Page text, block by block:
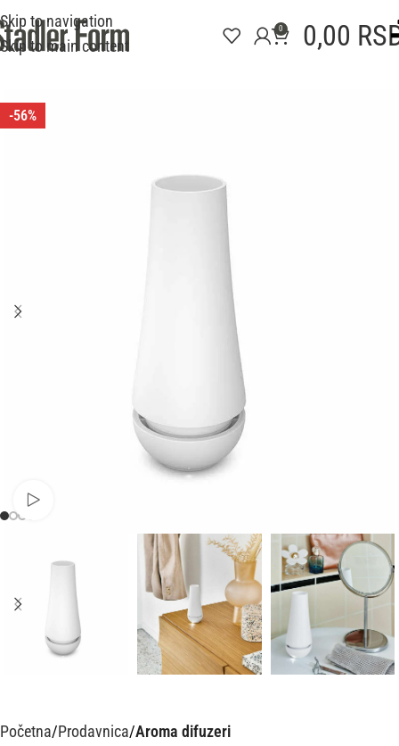
Skip to navigation
Skip to main content
0 0,00
-56%
Početna Prodavnica Aroma difuzeri